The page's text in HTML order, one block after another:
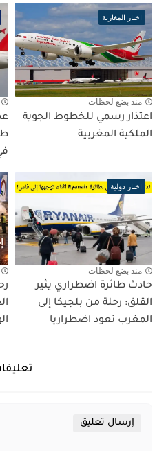
اخبار المغاربة
منذ بضع لحظات
اعتذار رسمي للخطوط الجوية
الملكية المغربية
اخبار دولية
منذ بضع لحظات
حادث طائرة اضطراري يثير
القلق: رحلة من بلجيكا إلى
المغرب تعود اضطراريا
إرسال تعليق